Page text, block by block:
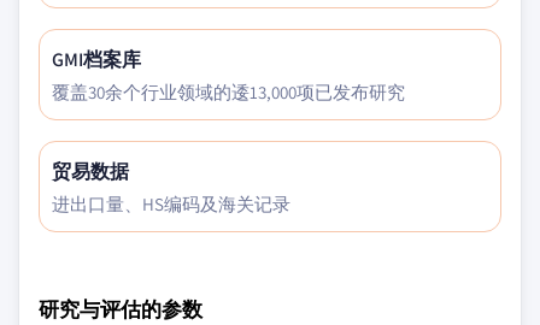
GMI档案库
覆盖30余个行业领域的逶13,000项已发布研究
贸易数据
进出口量、HS编码及海关记录
研究与评估的参数